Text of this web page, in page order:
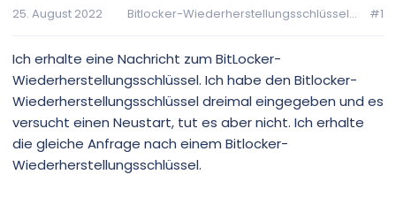
25. August 2022 Bitlocker-Wiederherstellungsschlüssel... #1
Ich erhalte eine Nachricht zum BitLocker-
Wiederherstellungsschlüssel. Ich habe den Bitlocker-
Wiederherstellungsschlüssel dreimal eingegeben und es
versucht einen Neustart, tut es aber nicht. Ich erhalte
die gleiche Anfrage nach einem Bitlocker-
Wiederherstellungsschlüssel.